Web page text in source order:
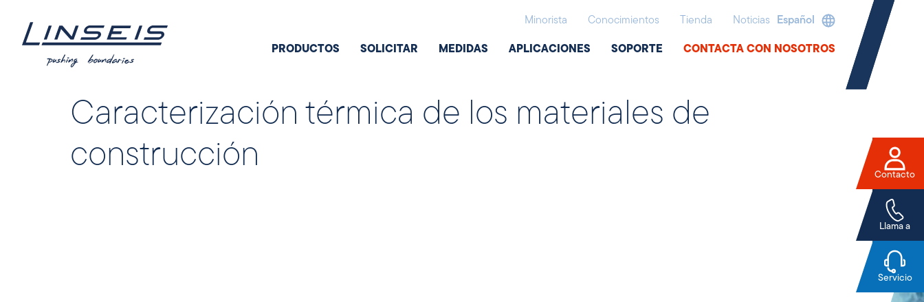
Minorista Conocimientos Tienda Noticias Español
PRODUCTOS SOLICITAR MEDIDAS APLICACIONES SOPORTE CONTACTA CON NOSOTROS
Caracterización térmica de los materiales de
construcción
Contacto
Llama a
Servicio